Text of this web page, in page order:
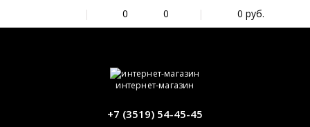
| 0 0 | 0 руб.
интернет-магазин
+7 (3519) 54-45-45